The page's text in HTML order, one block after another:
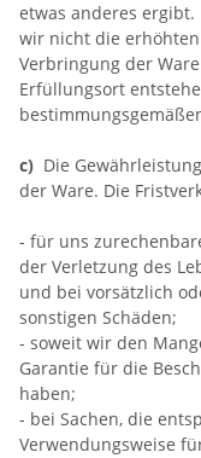
etwas anderes ergibt.
wir nicht die
Verbringung der
Erfüllungsort
c) Die
der Ware. Die
- für uns
der Verletzung des
und bei vorsätzlich
sonstigen Schäden;
- soweit wir den
Garantie für die
haben;
- bei Sachen, die
Verwendungsweise